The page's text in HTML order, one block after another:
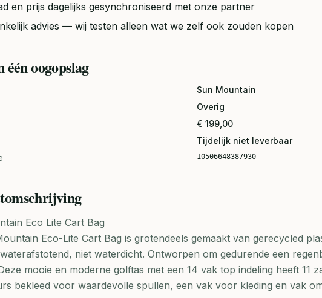
en prijs dagelijks gesynchroniseerd met onze partner
advies — wij testen alleen wat we zelf ook zouden kopen
één oogopslag
Sun Mountain
Overig
€ 199,00
Tijdelijk niet leverbaar
10506648387930
Eco Lite Cart Bag
Eco-Lite Cart Bag is grotendeels gemaakt van gerecycled
niet waterdicht. Ontworpen om gedurende een
mooie en moderne golftas met een 14 vak top indeling heeft 11
bekleed voor waardevolle spullen, een vak voor kleding en vak